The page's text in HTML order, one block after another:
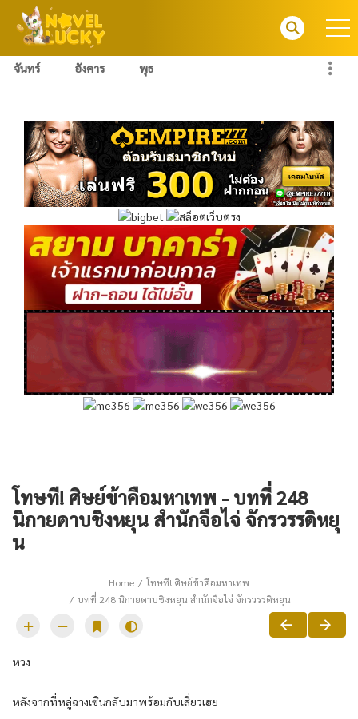
จันทร์ อังคาร พุธ
โทษที! ศิษย์ข้าคือมหาเทพ - บทที่ 248
นิกายดาบชิงหยุน สำนักจือไจ่ จักรวรรดิหยุ
น
Home
โทษที! ศิษย์ข้าคือมหาเทพ
บทที่ 248 นิกายดาบชิงหยุน สำนักจือไจ่ จักรวรรดิหยุน
หวง
หลังจากที่หลู่ฉางเซินกลับมาพร้อมกับเสี่ยวเฮย